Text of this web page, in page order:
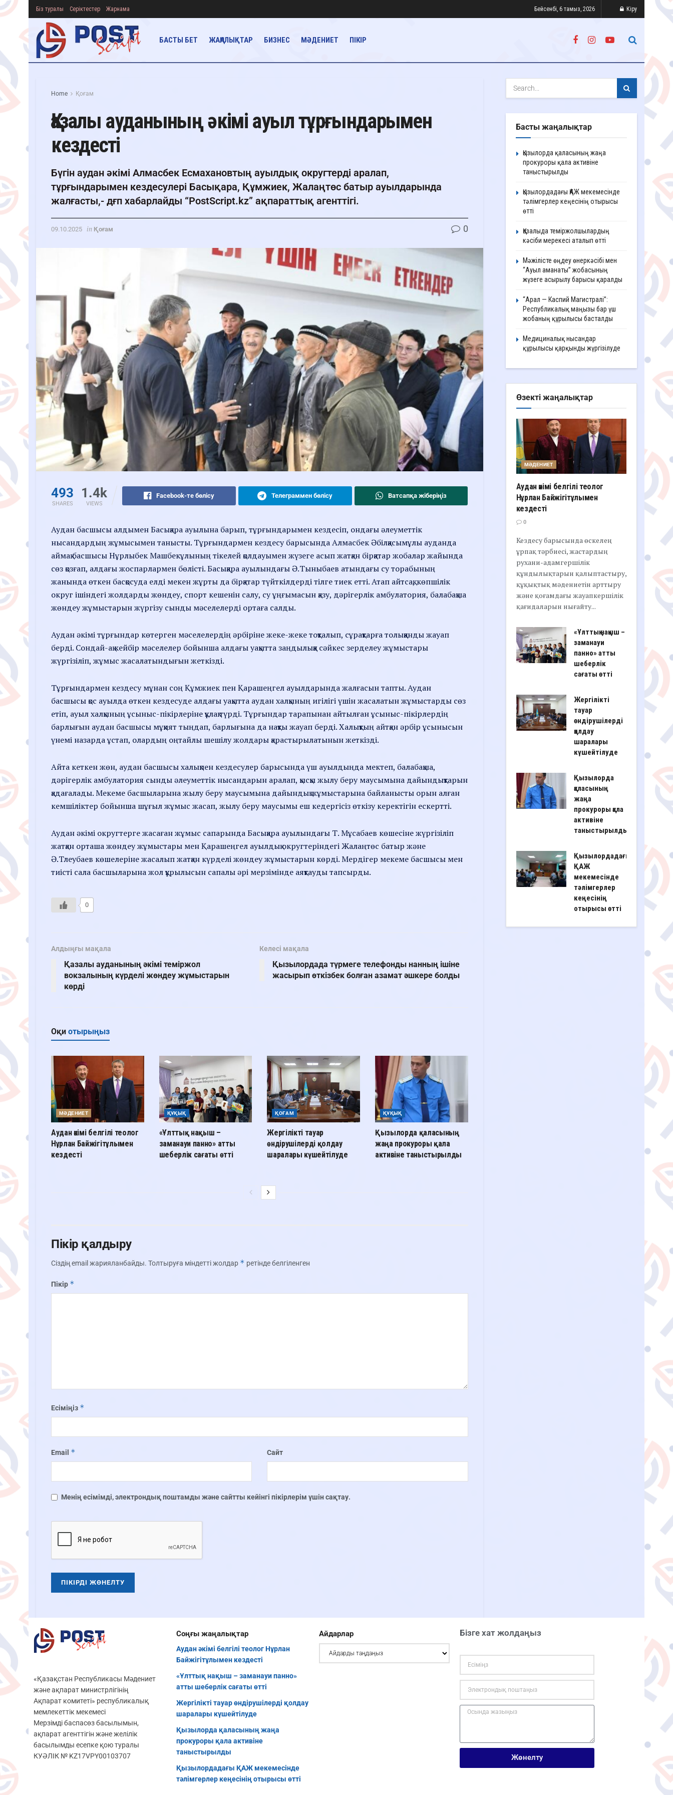
Біз туралы Серіктестер Жарнама Бейсенбі, 6 тамыз, 2026 Кіру
БАСТЫ БЕТ ЖАҢАЛЫҚТАР БИЗНЕС МӘДЕНИЕТ ПІКІР
Home Қоғам
Қазалы ауданының әкімі ауыл тұрғындарымен
кездесті
Бүгін аудан әкімі Алмасбек Есмахановтың ауылдық округтерді аралап,
тұрғындарымен кездесулері Басықара, Құмжиек, Жалаңтөс батыр ауылдарында
жалғасты,- дғп хабарлайды “PostScript.kz” ақпараттық агенттігі.
09.10.2025 in Қоғам 0
493
SHARES
1.4k
VIEWS
Facebook-те бөлісу Телеграммен бөлісу Ватсапқа жіберіңіз
Аудан басшысы алдымен Басықара ауылына барып, тұрғындарымен кездесіп, ондағы әлеуметтік
нысандардың жұмысымен танысты. Тұрғындармен кездесу барысында Алмасбек Әбілқасымұлы ауданда
аймақ басшысы Нұрлыбек Машбекұлының тікелей қолдауымен жүзеге асып жатқан бірқатар жобалар жайында
сөз қозғап, алдағы жоспарлармен бөлісті. Басықара ауылындағы Ә.Тыныбаев атындағы су торабының
жанында өткен басқосуда елді мекен жұрты да бірқатар түйткілдерді тілге тиек етті. Атап айтсақ, көпшілік
округ ішіндегі жолдарды жөндеу, спорт кешенін салу, су ұңғымасын қазу, дәрігерлік амбулатория, балабақша
жөндеу жұмыстарын жүргізу сынды мәселелерді ортаға салды.
Аудан әкімі тұрғындар көтерген мәселелердің әрбіріне жеке-жеке тоқталып, сұрақтарға толыққанды жауап
берді. Сондай-ақ кейбір мәселелер бойынша алдағы уақытта заңдылыққа сәйкес зерделеу жұмыстары
жүргізіліп, жұмыс жасалатындығын жеткізді.
Тұрғындармен кездесу мұнан соң Құмжиек пен Қарашеңгел ауылдарында жалғасын тапты. Аудан
басшысы қос ауылда өткен кездесуде алдағы уақытта аудан халқының игілігі үшін жасалатын жұмыстарды сөз
етіп, ауыл халқының ұсыныс-пікірлеріне құлақ түрді. Тұрғындар тарапынан айтылған ұсыныс-пікірлердің
барлығын аудан басшысы мұқият тыңдап, барлығына да нақты жауап берді. Халықтың айтқан әрбір ұсынысын
үнемі назарда ұстап, олардың оңтайлы шешілу жолдары қарастырылатынын жеткізді.
Айта кеткен жөн, аудан басшысы халықпен кездесулер барысында үш ауылдыңда мектеп, балабақша,
дәрігерлік амбулатория сынды әлеуметтік нысандарын аралап, қысқы жылу беру маусымына дайындықтарын
қадағалады. Мекеме басшыларына жылу беру маусымына дайындық жұмыстарына байланысты орын алған
кемшіліктер бойынша шұғыл жұмыс жасап, жылу беру маусымы еш кедергісіз өткізу керектігін ескертті.
Аудан әкімі округтерге жасаған жұмыс сапарында Басықара ауылындағы Т. Мұсабаев көшесіне жүргізіліп
жатқан орташа жөндеу жұмыстары мен Қарашеңгел ауылдық округтеріндегі Жалаңтөс батыр және
Ә.Тлеубаев көшелеріне жасалып жатқан күрделі жөндеу жұмыстарын көрді. Мердігер мекеме басшысы мен
тиісті сала басшыларына жол құрылысын сапалы әрі мерзімінде аяқтауды тапсырды.
0
Алдыңғы мақала
Қазалы ауданының әкімі теміржол
вокзалының күрделі жөндеу жұмыстарын
көрді
Келесі мақала
Қызылордада түрмеге телефонды нанның ішіне
жасырып өткізбек болған азамат әшкере болды
Оқи отырыңыз
МӘДЕНИЕТ
Аудан әкімі белгілі теолог
Нұрлан Байжігітұлымен
кездесті
ҚҰҚЫҚ
«Ұлттық нақыш –
заманауи панно» атты
шеберлік сағаты өтті
ҚОҒАМ
Жергілікті тауар
өндірушілерді қолдау
шаралары күшейтілуде
ҚҰҚЫҚ
Қызылорда қаласының
жаңа прокуроры қала
активіне таныстырылды
Пікір қалдыру
Сіздің email жарияланбайды. Толтыруға міндетті жолдар * ретінде белгіленген
Пікір *
Есіміңіз *
Email * Сайт
Менің есімімді, электрондық поштамды және сайтты кейінгі пікірлерім үшін сақтау.
Басты жаңалықтар
Қызылорда қаласының жаңа
прокуроры қала активіне
таныстырылды
Қызылордадағы ҚАЖ мекемесінде
тәлімгерлер кеңесінің отырысы
өтті
Қазалыда теміржолшылардың
кәсіби мерекесі аталып өтті
Мәжілісте өңдеу өнеркәсібі мен
“Ауыл аманаты” жобасының
жүзеге асырылу барысы қаралды
“Арал — Каспий Магистралі”:
Республикалық маңызы бар үш
жобаның құрылысы басталды
Медициналық нысандар
құрылысы қарқынды жүргізілуде
Өзекті жаңалықтар
МӘДЕНИЕТ
Аудан әкімі белгілі теолог
Нұрлан Байжігітұлымен
кездесті
0
Кездесу барысында өскелең
ұрпақ тәрбиесі, жастардың
рухани-адамгершілік
құндылықтарын қалыптастыру,
құқықтық мәдениетін арттыру
және қоғамдағы жауапкершілік
қағидаларын нығайту...
«Ұлттық нақыш –
заманауи
панно» атты
шеберлік
сағаты өтті
Жергілікті
тауар
өндірушілерді
қолдау
шаралары
күшейтілуде
Қызылорда
қаласының
жаңа
прокуроры қала
активіне
таныстырылды
Қызылордадағы
ҚАЖ
мекемесінде
тәлімгерлер
кеңесінің
отырысы өтті
«Қазақстан Республикасы Мәдениет
және ақпарат министрлігінің
Ақпарат комитеті» республикалық
мемлекеттік мекемесі
Мерзімді баспасөз басылымын,
ақпарат агенттігін және желілік
басылымды есепке қою туралы
КУӘЛІК № KZ17VPY00103707
Соңғы жаңалықтар
Аудан әкімі белгілі теолог Нұрлан
Байжігітұлымен кездесті
«Ұлттық нақыш – заманауи панно»
атты шеберлік сағаты өтті
Жергілікті тауар өндірушілерді қолдау
шаралары күшейтілуде
Қызылорда қаласының жаңа
прокуроры қала активіне
таныстырылды
Қызылордадағы ҚАЖ мекемесінде
тәлімгерлер кеңесінің отырысы өтті
Айдарлар Бізге хат жолдаңыз
Жөнелту